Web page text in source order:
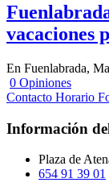
vacaciones
En Fuenlabrada,
0 Opiniones
Contacto Horario
Información
Plaza de
654 91 39 01